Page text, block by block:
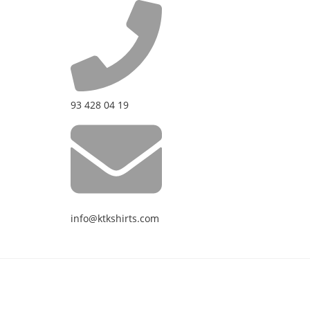
93 428 04 19
info@ktkshirts.com